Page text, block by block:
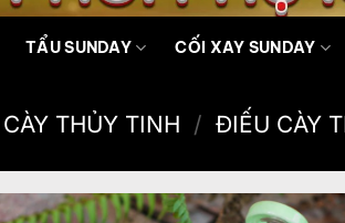
TẨU SUNDAY CỐI XAY SUNDAY
THỦY TINH / ĐIẾU CÀY